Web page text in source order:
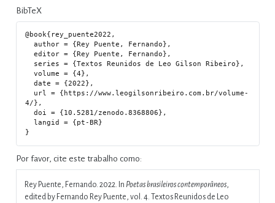
BibTeX
@book{rey_puente2022,
  author = {Rey Puente, Fernando},
  editor = {Rey Puente, Fernando},
  volume = {4},
  date = {2022},
4/},
  doi = {10.5281/zenodo.8368806},
  langid = {pt-BR}
Por favor, cite este trabalho como:
Rey Puente, Fernando. 2022. In Poetas brasileiros contemporâneos,
edited by Fernando Rey Puente, vol. 4. Textos Reunidos de Leo